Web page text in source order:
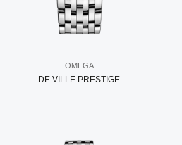
OMEGA
DE VILLE PRESTIGE